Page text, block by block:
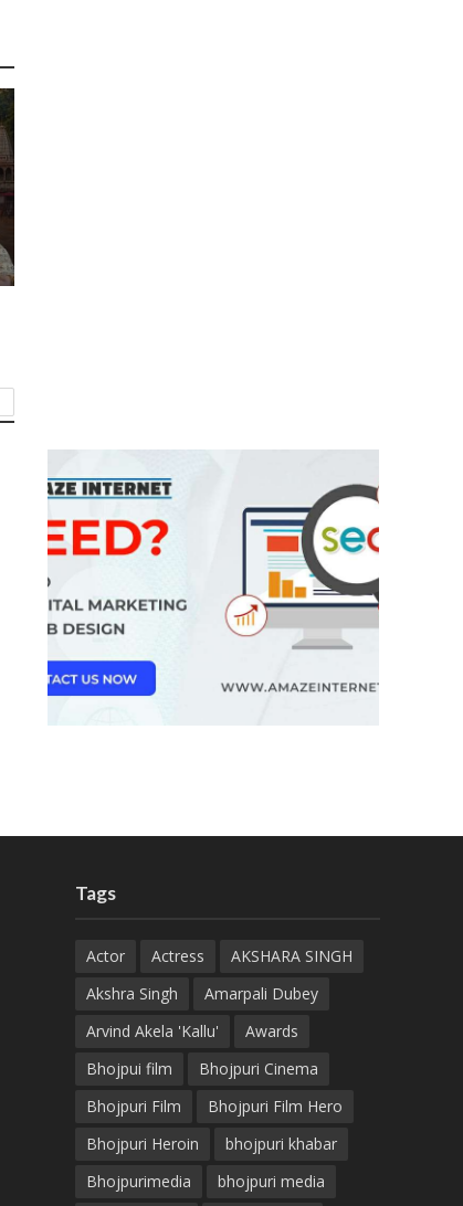
Tags
Actor Actress
AKSHARA SINGH
Akshra Singh
Amarpali Dubey
Arvind Akela 'Kallu'
Awards
Bhojpui film
Bhojpuri Cinema
Bhojpuri Film
Bhojpuri Film Hero
Bhojpuri Heroin
bhojpuri khabar
Bhojpurimedia
bhojpuri media